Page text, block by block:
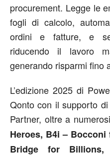
procurement. Legge le
fogli di calcolo,
ordini e fatture, e
riducendo il lavoro
generando risparmi fino
L’edizione 2025 di
Qonto con il supporto
Partner, oltre a
Heroes, B4i –
Bridge for Billions,